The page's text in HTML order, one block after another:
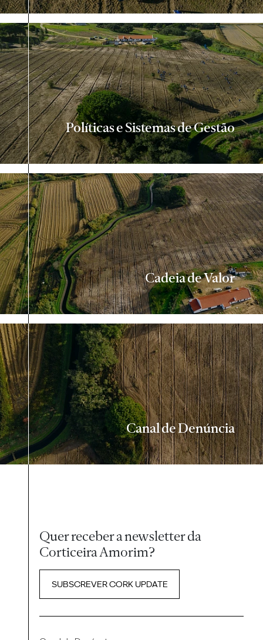
Políticas e Sistemas de Gestão
Cadeia de Valor
Canal de Denúncia
Quer receber a newsletter da
Corticeira Amorim?
SUBSCREVER CORK UPDATE